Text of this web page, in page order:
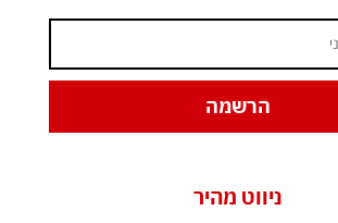
הרשמה
ניווט מהיר